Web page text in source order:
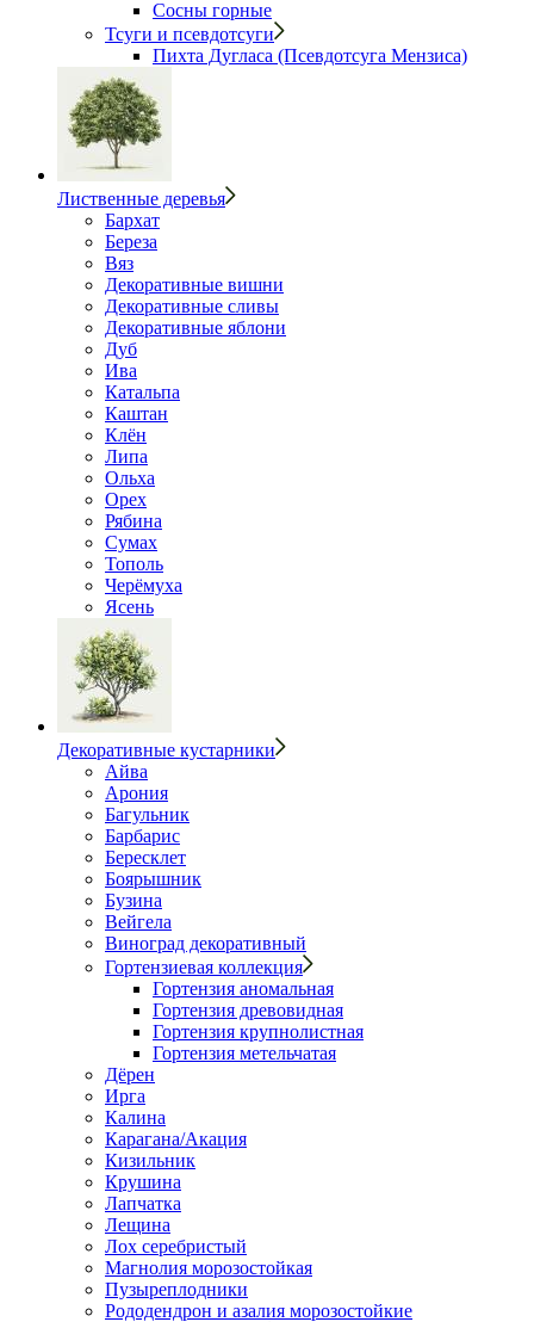
Сосны горные
Тсуги и псевдотсуги
Пихта Дугласа (Псевдотсуга Мензиса)
Лиственные деревья
Бархат
Береза
Вяз
Декоративные вишни
Декоративные сливы
Декоративные яблони
Дуб
Ива
Катальпа
Каштан
Клён
Липа
Ольха
Орех
Рябина
Сумах
Тополь
Черёмуха
Ясень
Декоративные кустарники
Айва
Арония
Багульник
Барбарис
Бересклет
Боярышник
Бузина
Вейгела
Виноград декоративный
Гортензиевая коллекция
Гортензия аномальная
Гортензия древовидная
Гортензия крупнолистная
Гортензия метельчатая
Дёрен
Ирга
Калина
Карагана/Акация
Кизильник
Крушина
Лапчатка
Лещина
Лох серебристый
Магнолия морозостойкая
Пузыреплодники
Рододендрон и азалия морозостойкие